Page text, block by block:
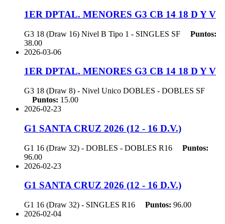
1ER DPTAL. MENORES G3 CB 14 18 D Y V
G3 18 (Draw 16) Nivel B Tipo 1 - SINGLES SF
Puntos:
38.00
2026-03-06
1ER DPTAL. MENORES G3 CB 14 18 D Y V
G3 18 (Draw 8) - Nivel Unico DOBLES - DOBLES SF
Puntos: 15.00
2026-02-23
G1 SANTA CRUZ 2026 (12 - 16 D.V.)
G1 16 (Draw 32) - DOBLES - DOBLES R16
Puntos:
96.00
2026-02-23
G1 SANTA CRUZ 2026 (12 - 16 D.V.)
G1 16 (Draw 32) - SINGLES R16 Puntos: 96.00
2026-02-04